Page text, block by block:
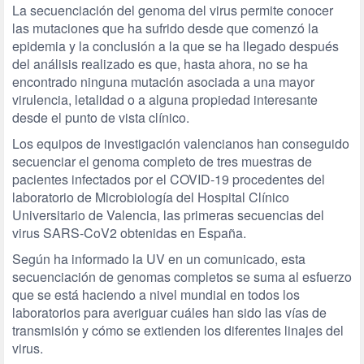
La secuenciación del genoma del virus permite conocer
las mutaciones que ha sufrido desde que comenzó la
epidemia y la conclusión a la que se ha llegado después
del análisis realizado es que, hasta ahora, no se ha
encontrado ninguna mutación asociada a una mayor
virulencia, letalidad o a alguna propiedad interesante
desde el punto de vista clínico.
Los equipos de investigación valencianos han conseguido
secuenciar el genoma completo de tres muestras de
pacientes infectados por el COVID-19 procedentes del
laboratorio de Microbiología del Hospital Clínico
Universitario de Valencia, las primeras secuencias del
virus SARS-CoV2 obtenidas en España.
Según ha informado la UV en un comunicado, esta
secuenciación de genomas completos se suma al esfuerzo
que se está haciendo a nivel mundial en todos los
laboratorios para averiguar cuáles han sido las vías de
transmisión y cómo se extienden los diferentes linajes del
virus.